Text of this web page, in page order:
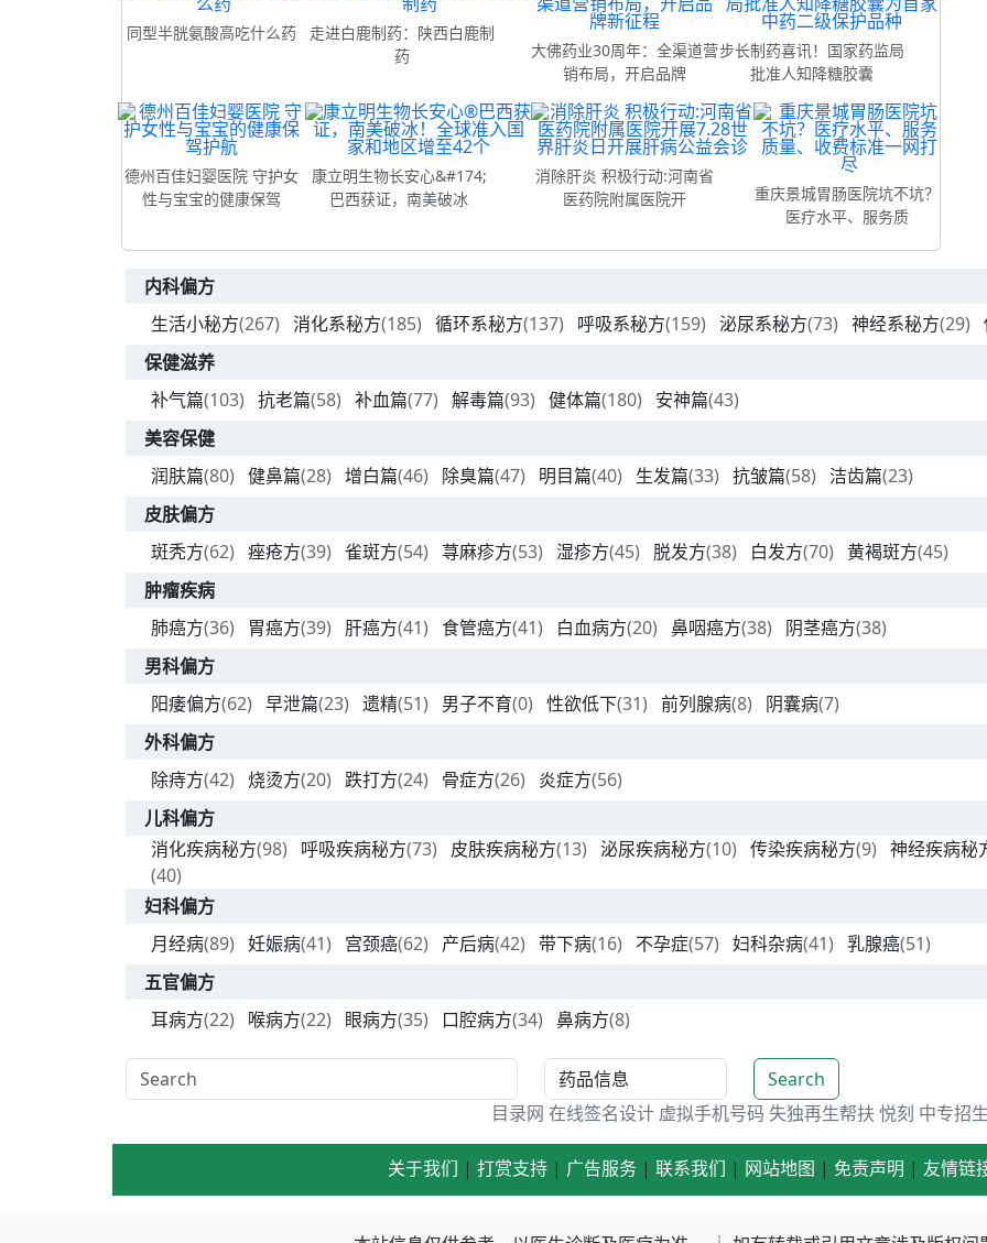
同型半胱氨酸高吃什么药
走进白鹿制药：陕西白鹿制
药
大佛药业30周年：全渠道营
销布局，开启品牌
步长制药喜讯！国家药监局
批准人知降糖胶囊
德州百佳妇婴医院 守护女
性与宝宝的健康保驾
康立明生物长安心&#174;
巴西获证，南美破冰
消除肝炎 积极行动:河南省
医药院附属医院开
重庆景城胃肠医院坑不坑？
医疗水平、服务质
内科偏方
生活小秘方(267) 消化系秘方(185) 循环系秘方(137) 呼吸系秘方(159) 泌尿系秘方(73) 神经系秘方(29)
保健滋养
补气篇(103) 抗老篇(58) 补血篇(77) 解毒篇(93) 健体篇(180) 安神篇(43)
美容保健
润肤篇(80) 健鼻篇(28) 增白篇(46) 除臭篇(47) 明目篇(40) 生发篇(33) 抗皱篇(58) 洁齿篇(23)
皮肤偏方
斑秃方(62) 痤疮方(39) 雀斑方(54) 荨麻疹方(53) 湿疹方(45) 脱发方(38) 白发方(70) 黄褐斑方(45)
肿瘤疾病
肺癌方(36) 胃癌方(39) 肝癌方(41) 食管癌方(41) 白血病方(20) 鼻咽癌方(38) 阴茎癌方(38)
男科偏方
阳痿偏方(62) 早泄篇(23) 遗精(51) 男子不育(0) 性欲低下(31) 前列腺病(8) 阴囊病(7)
外科偏方
除痔方(42) 烧烫方(20) 跌打方(24) 骨症方(26) 炎症方(56)
儿科偏方
消化疾病秘方(98) 呼吸疾病秘方(73) 皮肤疾病秘方(13) 泌尿疾病秘方(10) 传染疾病秘方(9) 神经疾病秘
(40)
妇科偏方
月经病(89) 妊娠病(41) 宫颈癌(62) 产后病(42) 带下病(16) 不孕症(57) 妇科杂病(41) 乳腺癌(51)
五官偏方
耳病方(22) 喉病方(22) 眼病方(35) 口腔病方(34) 鼻病方(8)
Search
目录网 在线签名设计 虚拟手机号码 失独再生帮扶 悦刻 中专招
关于我们 | 打赏支持| 广告服务| 联系我们 | 网站地图 | 免责声明 | 友情链